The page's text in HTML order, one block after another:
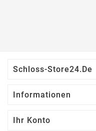
Schloss-Store24.de
Informationen
Ihr Konto